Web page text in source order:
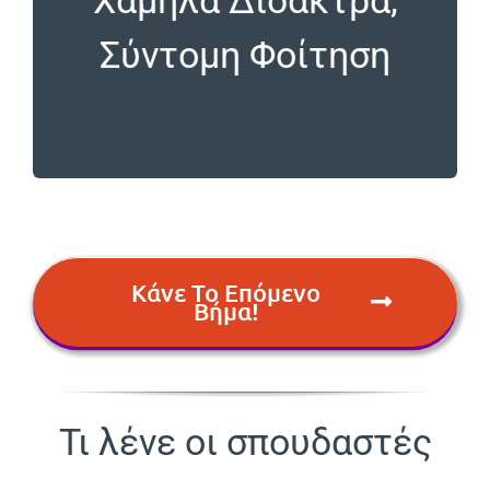
Σύντομη Φοίτηση
φοίτηση
Κάνε Το Επόμενο
Βήμα!
Τι λένε οι σπουδαστές